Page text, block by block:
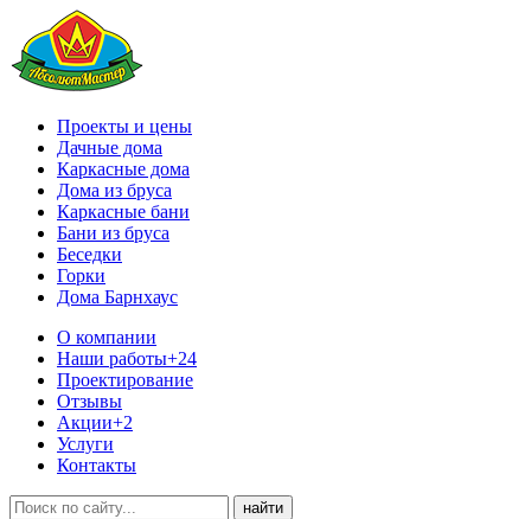
Проекты и цены
Дачные дома
Каркасные дома
Дома из бруса
Каркасные бани
Бани из бруса
Беседки
Горки
Дома Барнхаус
О компании
Наши работы+24
Проектирование
Отзывы
Акции+2
Услуги
Контакты